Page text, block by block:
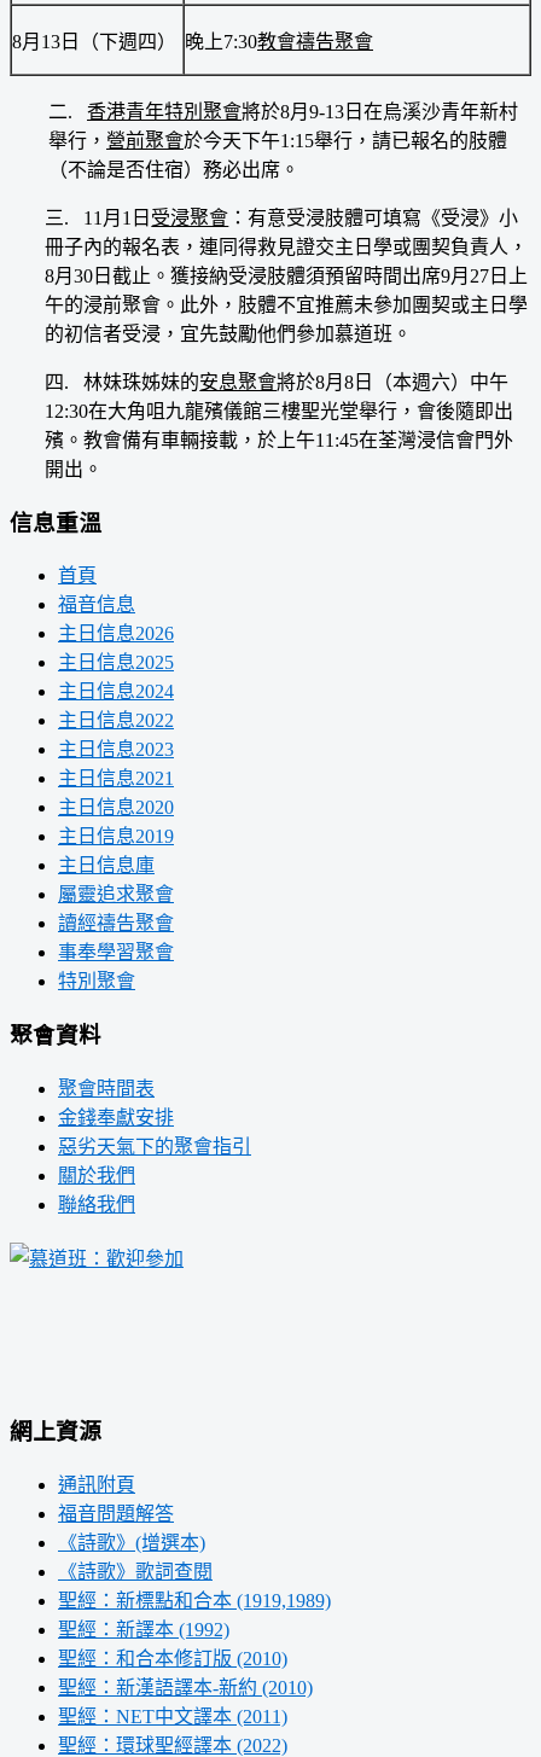
8月13日（下週四） 晚上7:30教會禱告聚會
二. 香港青年特別聚會將於8月9-13日在烏溪沙青年新村
舉行， 營前聚會於今天下午1:15舉行，請已報名的肢體
（不論是否住宿）務必出席。
三. 11月1日 受浸聚會 ：有意受浸肢體可填寫《受浸》小
冊子內的報名表，連同得救見證交主日學或團契負責人，
8月30日截止。獲接納受浸肢體須預留時間出席9月27日上
午的浸前聚會。此外，肢體不宜推薦未參加團契或主日學
的初信者受浸，宜先鼓勵他們參加慕道班。
四. 林妹珠姊妹的安息聚會將於8月8日（本週六）中午
12:30在大角咀九龍殯儀館三樓聖光堂舉行，會後隨即出
殯。教會備有車輛接載，於上午11:45在荃灣浸信會門外
開出。
信息重溫
首頁
福音信息
主日信息2026
主日信息2025
主日信息2024
主日信息2022
主日信息2023
主日信息2021
主日信息2020
主日信息2019
主日信息庫
屬靈追求聚會
讀經禱告聚會
事奉學習聚會
特別聚會
聚會資料
聚會時間表
金錢奉獻安排
惡劣天氣下的聚會指引
關於我們
聯絡我們
網上資源
通訊附頁
福音問題解答
《詩歌》(增選本)
《詩歌》歌詞查閱
聖經：新標點和合本 (1919,1989)
聖經：新譯本 (1992)
聖經：和合本修訂版 (2010)
聖經：新漢語譯本-新約 (2010)
聖經：NET中文譯本 (2011)
聖經：環球聖經譯本 (2022)